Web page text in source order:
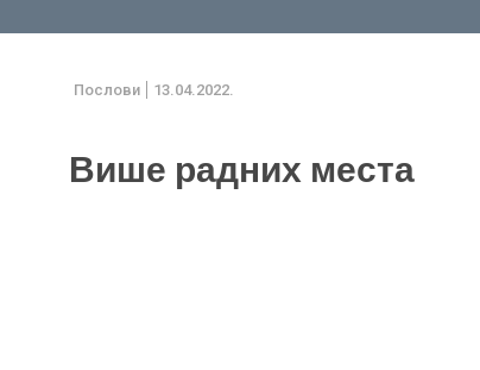
Послови 13.04.2022.
Више радних места